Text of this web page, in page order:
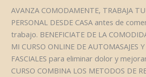
AVANZA COMODAMENTE, TRABAJA
PERSONAL DESDE CASA antes de
trabajo. BENEFICIATE DE LA
MI CURSO ONLINE DE AUTOMASAJES
FASCIALES para eliminar dolor y
CURSO COMBINA LOS METODOS DE